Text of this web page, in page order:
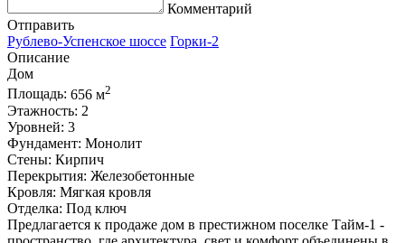
Комментарий
Отправить
Рублево-Успенское шоссе Горки-2
Описание
Дом
Площадь: 656 м2
Этажность: 2
Уровней: 3
Фундамент: Монолит
Стены: Кирпич
Перекрытия: Железобетонные
Кровля: Мягкая кровля
Отделка: Под ключ
Предлагается к продаже дом в престижном поселке Тайм-1 -